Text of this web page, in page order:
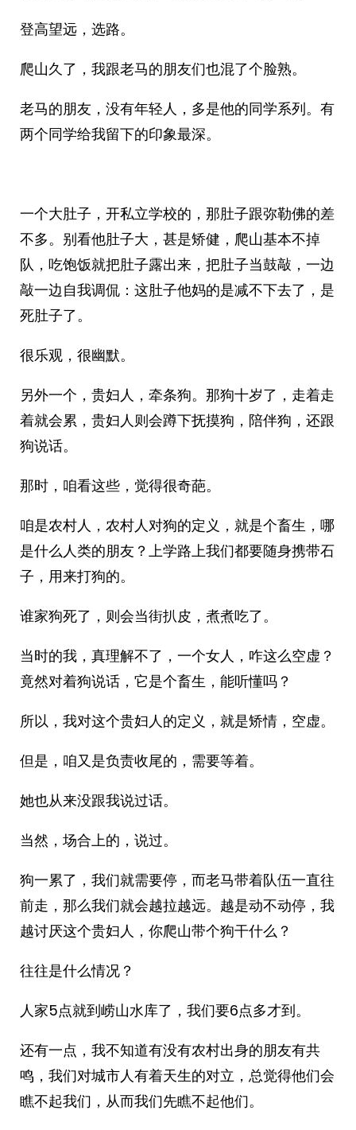
登高望远，选路。
爬山久了，我跟老马的朋友们也混了个脸熟。
老马的朋友，没有年轻人，多是他的同学系列。有
两个同学给我留下的印象最深。
一个大肚子，开私立学校的，那肚子跟弥勒佛的差
不多。别看他肚子大，甚是矫健，爬山基本不掉
队，吃饱饭就把肚子露出来，把肚子当鼓敲，一边
敲一边自我调侃：这肚子他妈的是减不下去了，是
死肚子了。
很乐观，很幽默。
另外一个，贵妇人，牵条狗。那狗十岁了，走着走
着就会累，贵妇人则会蹲下抚摸狗，陪伴狗，还跟
狗说话。
那时，咱看这些，觉得很奇葩。
咱是农村人，农村人对狗的定义，就是个畜生，哪
是什么人类的朋友？上学路上我们都要随身携带石
子，用来打狗的。
谁家狗死了，则会当街扒皮，煮煮吃了。
当时的我，真理解不了，一个女人，咋这么空虚？
竟然对着狗说话，它是个畜生，能听懂吗？
所以，我对这个贵妇人的定义，就是矫情，空虚。
但是，咱又是负责收尾的，需要等着。
她也从来没跟我说过话。
当然，场合上的，说过。
狗一累了，我们就需要停，而老马带着队伍一直往
前走，那么我们就会越拉越远。越是动不动停，我
越讨厌这个贵妇人，你爬山带个狗干什么？
往往是什么情况？
人家5点就到崂山水库了，我们要6点多才到。
还有一点，我不知道有没有农村出身的朋友有共
鸣，我们对城市人有着天生的对立，总觉得他们会
瞧不起我们，从而我们先瞧不起他们。